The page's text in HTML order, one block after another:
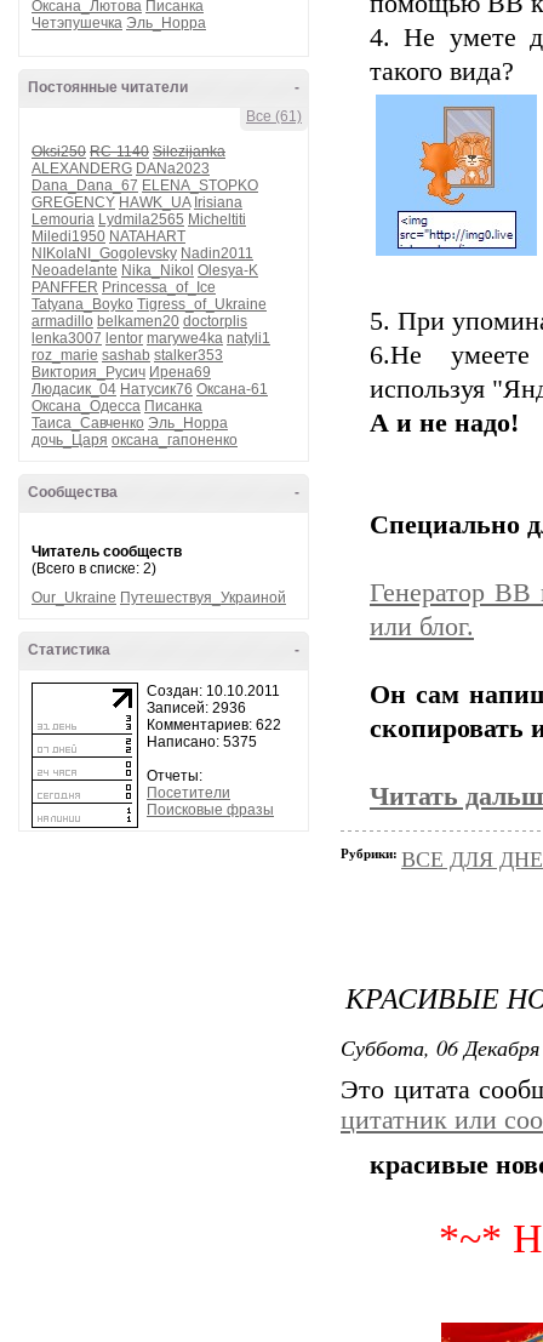
Оксана_Лютова Писанка
Четэпушечка Эль_Норра
-
Постоянные читатели
Все (61)
Oksi250 RC-1140 Silezijanka
ALEXANDERG DANa2023
Dana_Dana_67 ELENA_STOPKO
GREGENCY HAWK_UA Irisiana
Lemouria Lydmila2565 Micheltiti
Miledi1950 NATAHART
NIKolaNI_Gogolevsky Nadin2011
Neoadelante Nika_Nikol Olesya-K
PANFFER Princessa_of_Ice
Tatyana_Boyko Tigress_of_Ukraine
armadillo belkamen20 doctorplis
lenka3007 lentor marywe4ka natyli1
roz_marie sashab stalker353
Виктория_Русич Ирена69
Людасик_04 Натусик76 Оксана-61
Оксана_Одесса Писанка
Таиса_Савченко Эль_Норра
дочь_Царя оксана_гапоненко
-
Сообщества
Читатель сообществ
(Всего в списке: 2)
Our_Ukraine Путешествуя_Украиной
-
Статистика
Создан: 10.10.2011
Записей: 2936
Комментариев: 622
Написано: 5375
Отчеты:
Посетители
Поисковые фразы
4. Не умете
такого вида?
5. При
6.Не умеете
используя
А и не надо!
Специально
Генератор
или блог.
Он сам
скопировать
Читать
Рубрики: ВСЕ ДЛЯ
КРАСИВЫЕ
Суббота, 06
Это цитата
цитатник или
красивые
*~*